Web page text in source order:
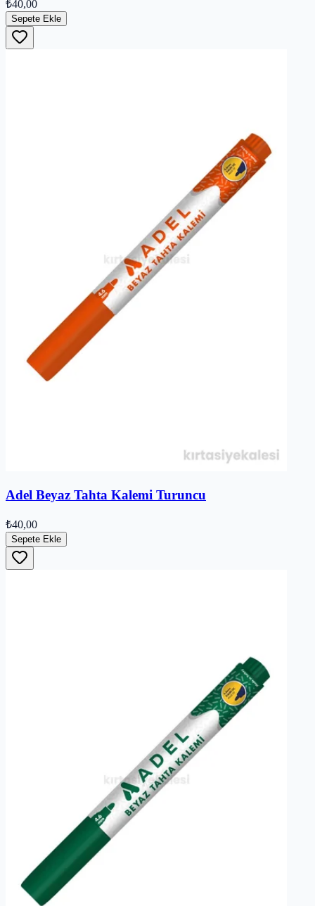
₺40,00
Sepete Ekle
Adel Beyaz Tahta Kalemi Turuncu
₺40,00
Sepete Ekle